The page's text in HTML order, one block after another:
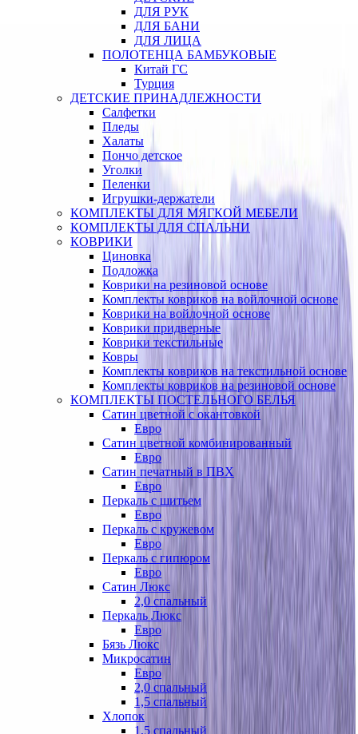
ДЛЯ РУК
ДЛЯ БАНИ
ДЛЯ ЛИЦА
ПОЛОТЕНЦА БАМБУКОВЫЕ
Китай ГС
Турция
ДЕТСКИЕ ПРИНАДЛЕЖНОСТИ
Салфетки
Пледы
Халаты
Пончо детское
Уголки
Пеленки
Игрушки-держатели
КОМПЛЕКТЫ ДЛЯ МЯГКОЙ МЕБЕЛИ
КОМПЛЕКТЫ ДЛЯ СПАЛЬНИ
КОВРИКИ
Циновка
Подложка
Коврики на резиновой основе
Комплекты ковриков на войлочной основе
Коврики на войлочной основе
Коврики придверные
Коврики текстильные
Ковры
Комплекты ковриков на текстильной основе
Комплекты ковриков на резиновой основе
КОМПЛЕКТЫ ПОСТЕЛЬНОГО БЕЛЬЯ
Сатин цветной с окантовкой
Евро
Сатин цветной комбинированный
Евро
Сатин печатный в ПВХ
Евро
Перкаль с шитьем
Евро
Перкаль с кружевом
Евро
Перкаль с гипюром
Евро
Сатин Люкс
2,0 спальный
Перкаль Люкс
Евро
Бязь Люкс
Микросатин
Евро
2,0 спальный
1,5 спальный
Хлопок
1,5 спальный